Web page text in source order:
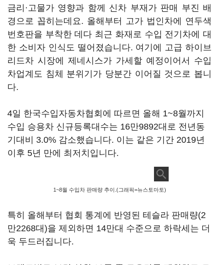
금리·고물가 영향과 함께 신차 부재가 판매 부진 배
경으로 꼽히는데요. 올해부터 고가 법인차에 연두색
번호판을 부착한 데다 최근 화재로 수입 전기차에 대
한 소비자 인식도 떨어졌습니다. 여기에 고급 하이브
리드차 시장에 제네시스가 가세할 예정이어서 수입
차업계도 침체 분위기가 당분간 이어질 것으로 봅니
다.
4일 한국수입자동차협회에 따르면 올해 1~8월까지
수입 승용차 신규등록대수는 16만9892대로 전년동
기대비 3.0% 감소했습니다. 이는 같은 기간 2019년
이후 5년 만에 최저치입니다.
1~8월 수입차 판매량 추이.(그래픽=뉴스토마토)
특히 올해부터 협회 통계에 반영된 테슬라 판매량(2
만2268대)을 제외하면 14만대 수준으로 하락세는 더
욱 두드러집니다.